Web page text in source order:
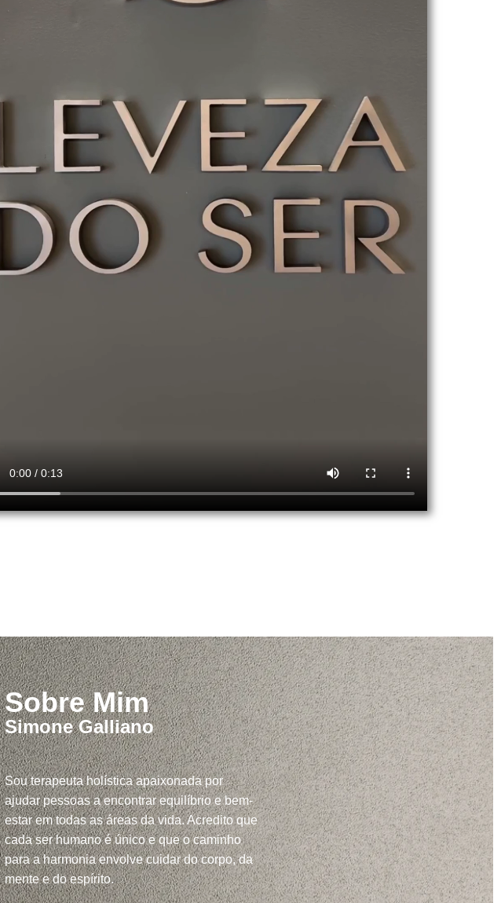
Sobre Mim
Simone Galliano
Sou terapeuta holística apaixonada por
ajudar pessoas a encontrar equilíbrio e bem-
estar em todas as áreas da vida. Acredito que
cada ser humano é único e que o caminho
para a harmonia envolve cuidar do corpo, da
mente e do espírito.